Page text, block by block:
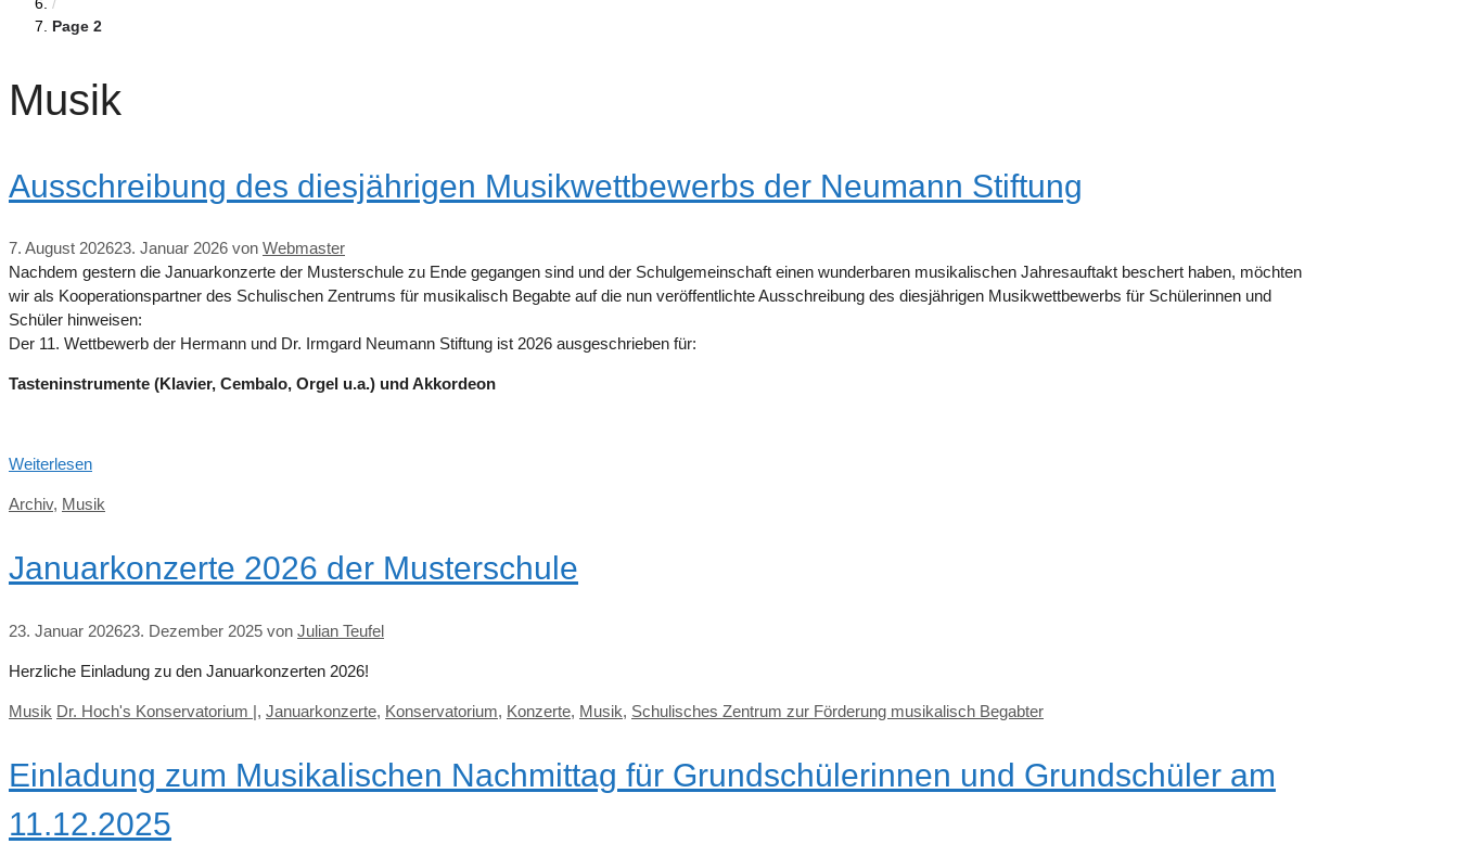
Page 2
Musik
Ausschreibung des diesjährigen Musikwettbewerbs der Neumann Stiftung
7. August 202623. Januar 2026 von Webmaster
Nachdem gestern die Januarkonzerte der Musterschule zu Ende gegangen sind und der Schulgemeinschaft einen wunderbaren musikalischen Jahresauftakt beschert haben, möchten
wir als Kooperationspartner des Schulischen Zentrums für musikalisch Begabte auf die nun veröffentlichte Ausschreibung des diesjährigen Musikwettbewerbs für Schülerinnen und
Schüler hinweisen:
Der 11. Wettbewerb der Hermann und Dr. Irmgard Neumann Stiftung ist 2026 ausgeschrieben für:
Tasteninstrumente (Klavier, Cembalo, Orgel u.a.) und Akkordeon
Weiterlesen
Kategorien
Archiv, Musik
Januarkonzerte 2026 der Musterschule
23. Januar 202623. Dezember 2025 von Julian Teufel
Herzliche Einladung zu den Januarkonzerten 2026!
Kategorien
Musik Schlagwörter
Dr. Hoch's Konservatorium |, Januarkonzerte, Konservatorium, Konzerte, Musik, Schulisches Zentrum zur Förderung musikalisch Begabter
Einladung zum Musikalischen Nachmittag für Grundschülerinnen und Grundschüler am
11.12.2025